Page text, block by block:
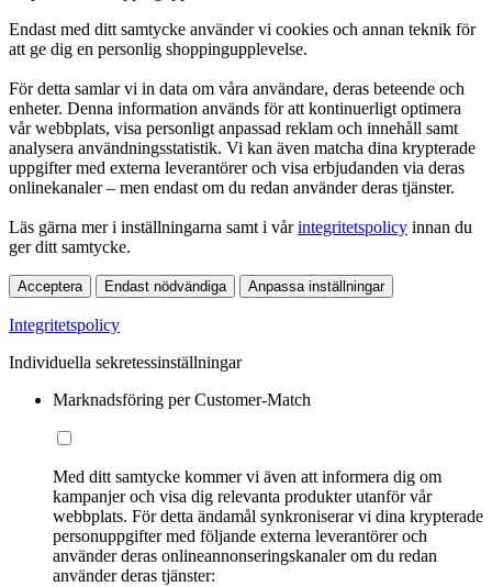
Endast med ditt samtycke använder vi cookies och annan teknik för
att ge dig en personlig shoppingupplevelse.
För detta samlar vi in data om våra användare, deras beteende och
enheter. Denna information används för att kontinuerligt optimera
vår webbplats, visa personligt anpassad reklam och innehåll samt
analysera användningsstatistik. Vi kan även matcha dina krypterade
uppgifter med externa leverantörer och visa erbjudanden via deras
onlinekanaler – men endast om du redan använder deras tjänster.
Läs gärna mer i inställningarna samt i vårintegritetspolicy innan du
ger ditt samtycke.
Acceptera Endast nödvändiga Anpassa inställningar
Integritetspolicy
Individuella sekretessinställningar
Marknadsföring per Customer-Match
Med ditt samtycke kommer vi även att informera dig om
kampanjer och visa dig relevanta produkter utanför vår
webbplats. För detta ändamål synkroniserar vi dina krypterade
personuppgifter med följande externa leverantörer och
använder deras onlineannonseringskanaler om du redan
använder deras tjänster: